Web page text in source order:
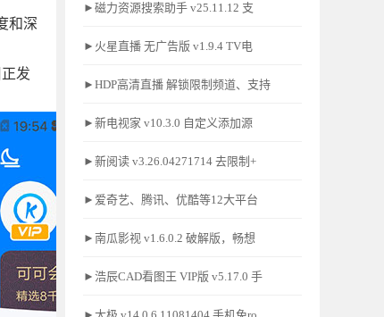
►磁力资源搜索助手 v25.11.12 支
►火星直播 无广告版 v1.9.4 TV电
►HDP高清直播 解锁限制频道、支持
►新电视家 v10.3.0 自定义添加源
►新阅读 v3.26.04271714 去限制+
►爱奇艺、腾讯、优酷等12大平台
►南瓜影视 v1.6.0.2 破解版，畅想
►浩辰CAD看图王 VIP版 v5.17.0 手
和深
发